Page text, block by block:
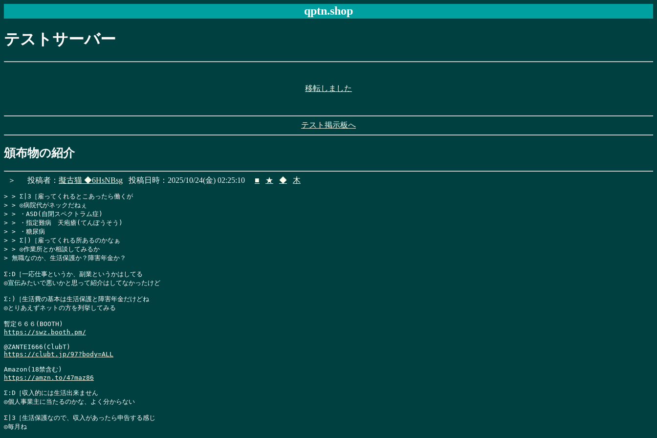
qptn.shop
テストサーバー
移転しました
テスト掲示板へ
頒布物の紹介
＞ 投稿者： 擬古猫 ◆6HsNBsg 投稿日時：2025/10/24(金) 02:25:10 ■ ★ ◆ 木
> > Σ|3［雇ってくれるとこあったら働くが
> > ◎病院代がネックだねぇ
> > ・ASD(自閉スペクトラム症)
> > ・指定難病　天疱瘡(てんぽうそう)
> > ・糖尿病
> > Σ|)［雇ってくれる所あるのかなぁ
> > ◎作業所とか相談してみるか
> 無職なのか、生活保護か？障害年金か？
Σ:D［一応仕事というか、副業というかはしてる
◎宣伝みたいで悪いかと思って紹介はしてなかったけど
Σ:)［生活費の基本は生活保護と障害年金だけどね
◎とりあえずネットの方を列挙してみる
https://swz.booth.pm/
https://clubt.jp/97?body=ALL
https://amzn.to/47maz86
Σ:D［収入的には生活出来ません
◎個人事業主に当たるのかな、よく分からない
Σ|3［生活保護なので、収入があったら申告する感じ
◎毎月ね